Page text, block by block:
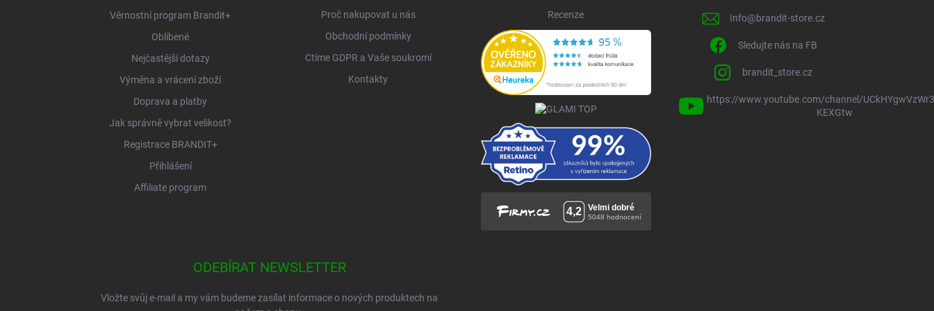
Věrnostní program Brandit+
Oblíbené
Nejčastější dotazy
Výměna a vrácení zboží
Doprava a platby
Jak správně vybrat velikost?
Registrace BRANDIT+
Přihlášení
Affiliate program
Proč nakupovat u nás
Obchodní podmínky
Ctíme GDPR a Vaše soukromí
Kontakty
Recenze Info@brandit-store.cz
Sledujte nás na FB
brandit_store.cz
https://www.youtube.com/channel/
KEXGtw
ODEBÍRAT NEWSLETTER
Vložte svůj e-mail a my vám budeme zasílat informace o nových produktech na